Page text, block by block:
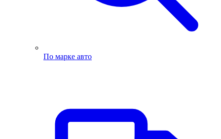
По марке авто